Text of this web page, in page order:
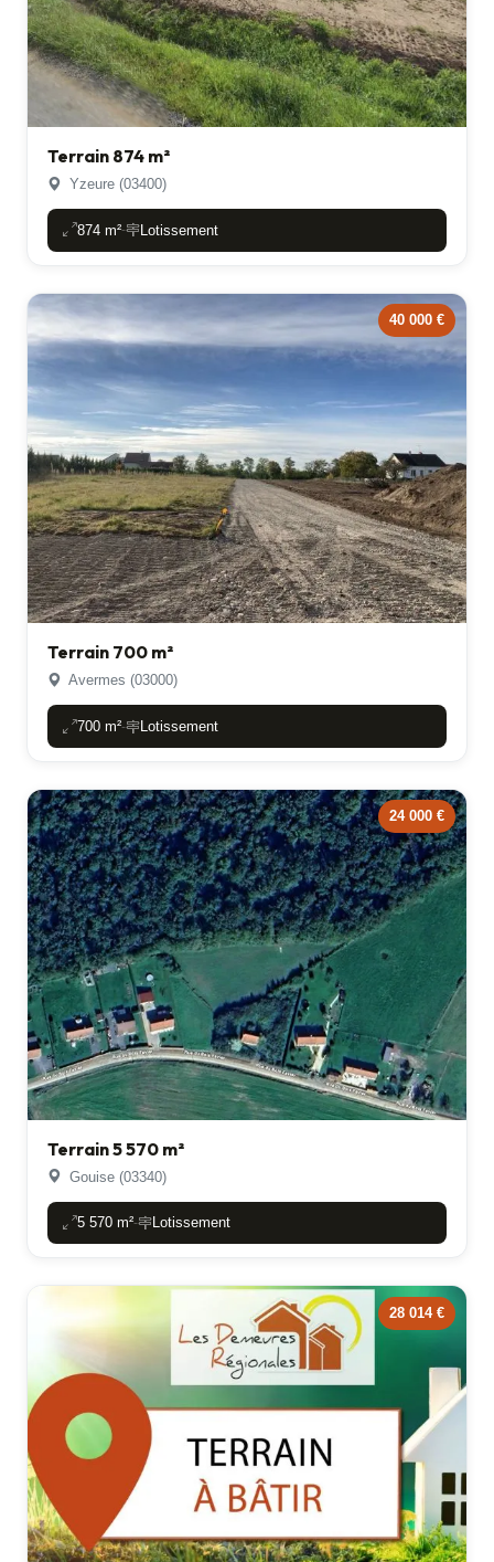
Terrain 874 m²
Yzeure (03400)
874 m²- Lotissement
40 000 €
Terrain 700 m²
Avermes (03000)
700 m²- Lotissement
24 000 €
Terrain 5 570 m²
Gouise (03340)
5 570 m²- Lotissement
28 014 €